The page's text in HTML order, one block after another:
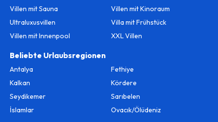
Villen mit Sauna
Villen mit Kinoraum
Ultraluxusvillen
Villa mit Frühstück
Villen mit Innenpool
XXL Villen
Beliebte Urlaubsregionen
Antalya
Fethiye
Kalkan
Kördere
Seydikemer
Sarıbelen
İslamlar
Ovacık/Ölüdeniz